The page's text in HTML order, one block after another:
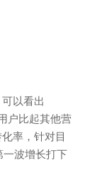
以看出
户比起其他营
率，针对目
波增长打下